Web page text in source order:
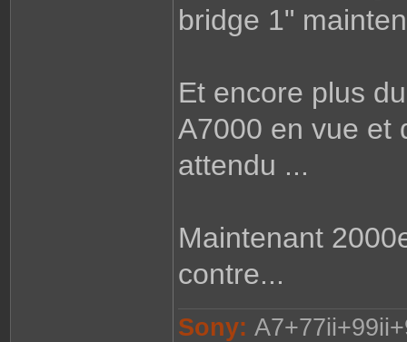
bridge 1"
Et encore plus
A7000 en vue et
attendu ...
Maintenant
contre...
Sony: